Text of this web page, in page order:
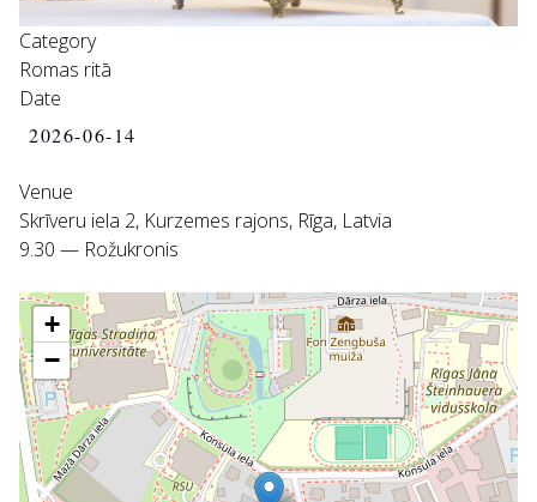
Category
Romas ritā
Date
2026-06-14
Venue
Skrīveru iela 2, Kurzemes rajons, Rīga, Latvia
9.30 — Rožukronis
+
−